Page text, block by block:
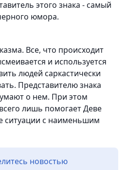
этого знака - самый
юмора.
Все, что происходит
и используется
людей саркастически
Представителю знака
о нем. При этом
лишь помогает Деве
ситуации с наименьшим
новостью